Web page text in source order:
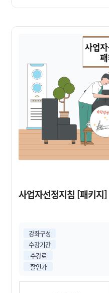
사업자선정지침 [패키지]
강좌구성
수강기간
수강료
할인가